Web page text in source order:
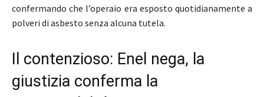
confermando che l’operaio era esposto quotidianamente a
polveri di asbesto senza alcuna tutela.
Il contenzioso: Enel nega, la
giustizia conferma la